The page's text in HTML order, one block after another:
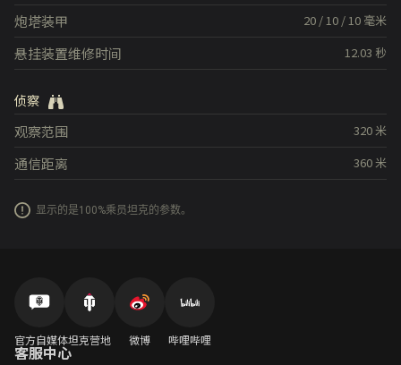
20 /10 /10 毫米
炮塔装甲
12.03 秒
悬挂装置维修时间
侦察
320米
观察范围
360米
通信距离
显示的是100%乘员坦克的参数。
官方自媒体坦克营地 微博 哔哩哔哩
客服中心